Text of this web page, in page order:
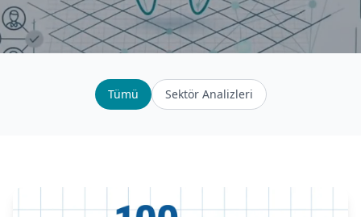
Tümü Sektör Analizleri